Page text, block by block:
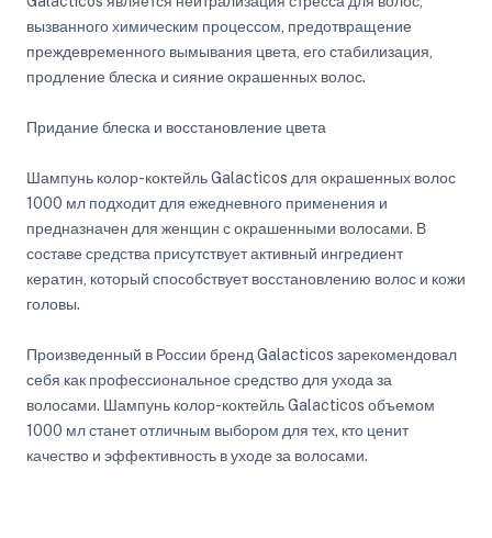
вызванного химическим процессом, предотвращение
преждевременного вымывания цвета, его стабилизация,
продление блеска и сияние окрашенных волос.
Придание блеска и восстановление цвета
Шампунь колор-коктейль Galacticos для окрашенных волос
1000 мл подходит для ежедневного применения и
предназначен для женщин с окрашенными волосами. В
составе средства присутствует активный ингредиент
кератин, который способствует восстановлению волос и кожи
головы.
Произведенный в России бренд Galacticos зарекомендовал
себя как профессиональное средство для ухода за
волосами. Шампунь колор-коктейль Galacticos объемом
1000 мл станет отличным выбором для тех, кто ценит
качество и эффективность в уходе за волосами.